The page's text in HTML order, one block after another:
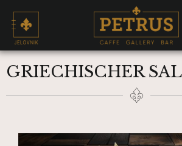
GRIECHISCHER